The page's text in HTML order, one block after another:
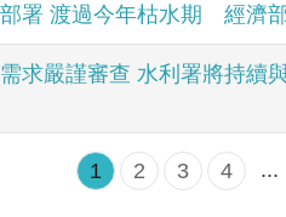
部署 渡過今年枯水期 經濟
求嚴謹審查 水利署將持續
1 2 3 4 ...